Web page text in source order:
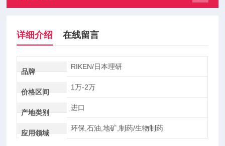
详细介绍 在线留言
品牌
RIKEN/日本理研
价格区间
1万-2万
产地类别
进口
应用领域
环保,石油,地矿,制药/生物制药